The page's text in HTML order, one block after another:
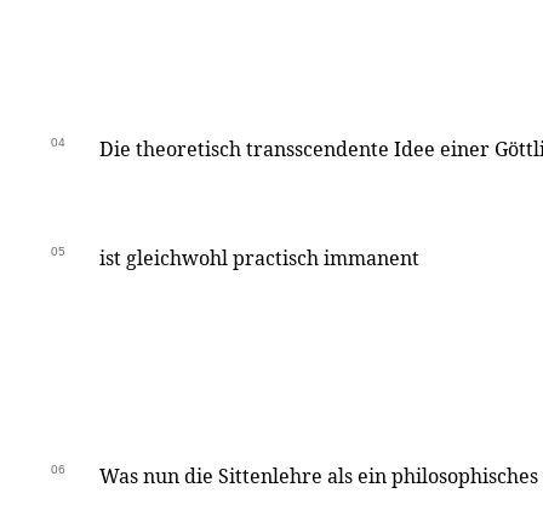
04 Die theoretisch transscendente Idee einer
05 ist gleichwohl practisch immanent
06 Was nun die Sittenlehre als ein